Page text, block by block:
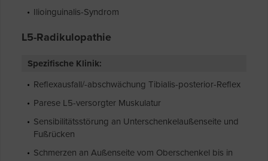
Ilioinguinalis-Syndrom
L5-Radikulopathie
Spezifische Klinik:
Reflexausfall/-abschwächung Tibialis-posterior-Reflex
Parese L5-versorgter Muskulatur
Sensibilitätsstörung an Unterschenkelaußenseite und
Fußrücken
Schmerzen an Außenseite vom Oberschenkel bis in